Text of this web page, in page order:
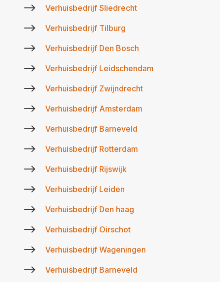
$ Verhuisbedrijf Sliedrecht
$ Verhuisbedrijf Tilburg
$ Verhuisbedrijf Den Bosch
$ Verhuisbedrijf Leidschendam
$ Verhuisbedrijf Zwijndrecht
$ Verhuisbedrijf Amsterdam
$ Verhuisbedrijf Barneveld
$ Verhuisbedrijf Rotterdam
$ Verhuisbedrijf Rijswijk
$ Verhuisbedrijf Leiden
$ Verhuisbedrijf Den haag
$ Verhuisbedrijf Oirschot
$ Verhuisbedrijf Wageningen
$ Verhuisbedrijf Barneveld